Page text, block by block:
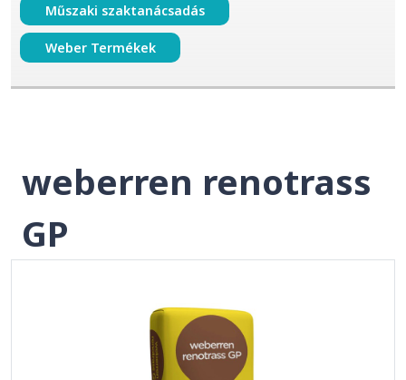
Műszaki szaktanácsadás
Weber Termékek
weberren renotrass
GP